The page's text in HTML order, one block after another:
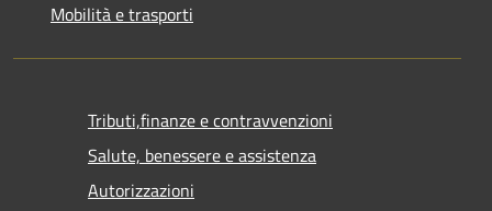
Mobilità e trasporti
Tributi,finanze e contravvenzioni
Salute, benessere e assistenza
Autorizzazioni